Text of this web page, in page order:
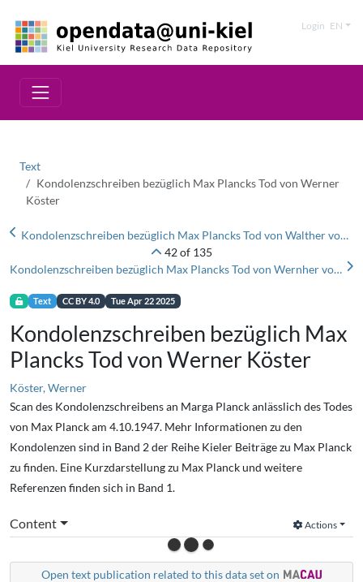
Login EN
Text
Kondolenzschreiben bezüglich Max Plancks Tod von Werner
Köster
Kondolenzschreiben bezüglich Max Plancks Tod von Walther von Selve
42 of 135
Kondolenzschreiben bezüglich Max Plancks Tod von Wernher von Braun
Text CC BY 4.0 Tue Apr 22 2025
Kondolenzschreiben bezüglich Max
Plancks Tod von Werner Köster
Köster, Werner
Scan des Kondolenzschreibens an Marga Planck anlässlich des Todes
von Max Planck am 4.10.1947. Mehr Informationen zu den
Kondolenzen sind in Band 2 der Reihe Kieler Beiträge zu Max Planck
zu finden. Eine Kurzdarstellung zu Max Planck und weitere
Referenzen finden sich in Band 1.
Content Actions
Open text publication related to this data set on